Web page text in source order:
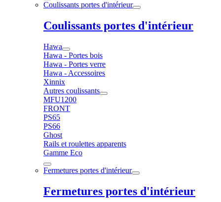
Coulissants portes d'intérieur
Coulissants portes d'intérieur
Hawa
Hawa - Portes bois
Hawa - Portes verre
Hawa - Accessoires
Xinnix
Autres coulissants
MFU1200
FRONT
PS65
PS66
Ghost
Rails et roulettes apparents
Gamme Eco
Fermetures portes d'intérieur
Fermetures portes d'intérieur